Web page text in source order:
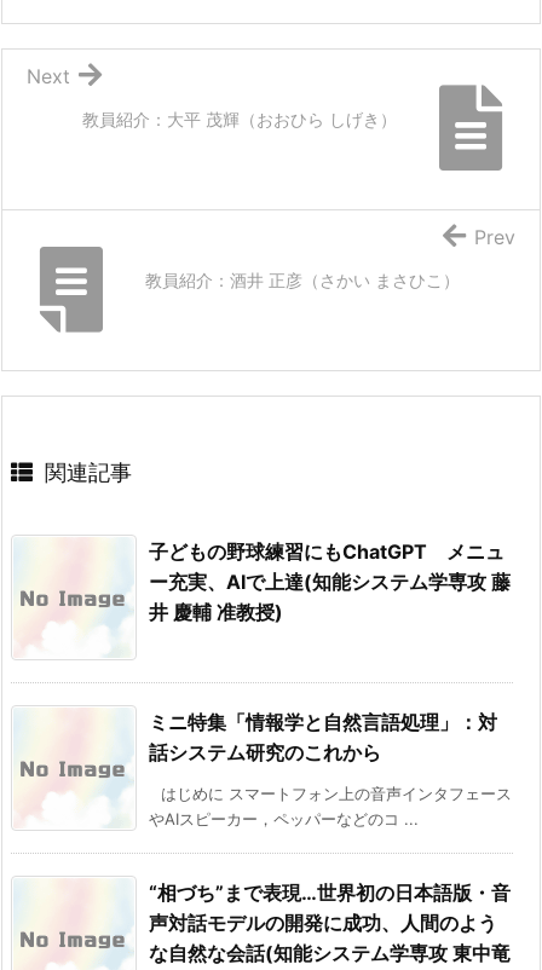
教員紹介：大平 茂輝（おおひら しげき）
Next
教員紹介：酒井 正彦（さかい まさひこ）
Prev
関連記事
子どもの野球練習にもChatGPT メニュ
ー充実、AIで上達(知能システム学専攻 藤
井 慶輔 准教授)
ミニ特集「情報学と自然言語処理」：対
話システム研究のこれから
はじめに スマートフォン上の音声インタフェース
やAIスピーカー，ペッパーなどのコ ...
“相づち”まで表現…世界初の日本語版・音
声対話モデルの開発に成功、人間のよう
な自然な会話(知能システム学専攻 東中竜